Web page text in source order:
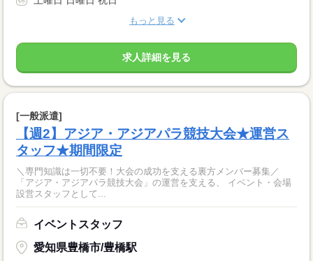
もっと見る
求人詳細を見る
[一般派遣]
【週2】アジア・アジアパラ競技大会★運営ス
タッフ★期間限定
＼専門知識は一切不要！大会の成功を支える裏方メンバー募集／
「アジア・アジアパラ競技大会」の運営を支える、 イベント・会場
設営スタッフとして...
イベントスタッフ
愛知県豊橋市/豊橋駅